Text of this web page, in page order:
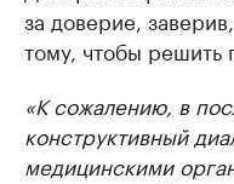
за доверие,
тому, чтобы решить
«К сожалению, в
конструктивный
медицинскими